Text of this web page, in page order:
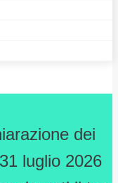
dei
luglio 2026